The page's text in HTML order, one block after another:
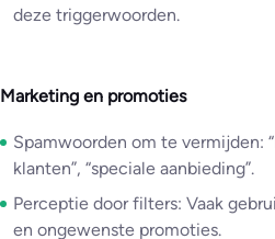
deze triggerwoorden.
Marketing en promoties
Spamwoorden om te vermijden:
klanten”, “speciale aanbieding”.
Perceptie door filters: Vaak
en ongewenste promoties.